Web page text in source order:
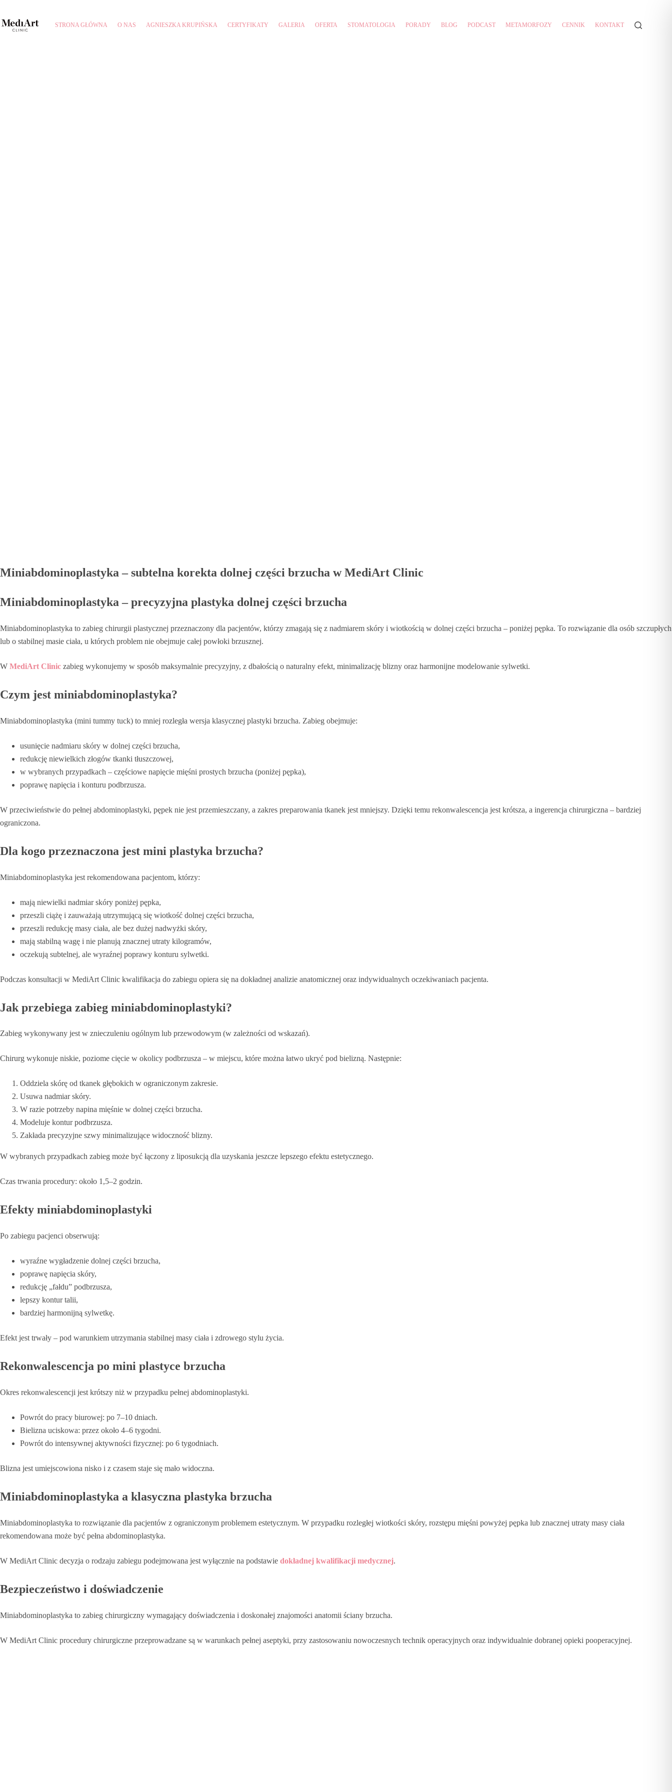
STRONA GŁÓWNA O NAS AGNIESZKA KRUPIŃSKA CERTYFIKATY GALERIA OFERTA STOMATOLOGIA PORADY BLOG PODCAST METAMORFOZY CENNIK KONTAKT
Miniabdominoplastyka – subtelna korekta dolnej części brzucha w MediArt Clinic
Miniabdominoplastyka – precyzyjna plastyka dolnej części brzucha
Miniabdominoplastyka to zabieg chirurgii plastycznej przeznaczony dla pacjentów, którzy zmagają się z nadmiarem skóry i wiotkością w dolnej części brzucha – poniżej pępka. To rozwiązanie dla osób szczupłych
lub o stabilnej masie ciała, u których problem nie obejmuje całej powłoki brzusznej.
W MediArt Clinic zabieg wykonujemy w sposób maksymalnie precyzyjny, z dbałością o naturalny efekt, minimalizację blizny oraz harmonijne modelowanie sylwetki.
Czym jest miniabdominoplastyka?
Miniabdominoplastyka (mini tummy tuck) to mniej rozległa wersja klasycznej plastyki brzucha. Zabieg obejmuje:
usunięcie nadmiaru skóry w dolnej części brzucha,
redukcję niewielkich złogów tkanki tłuszczowej,
w wybranych przypadkach – częściowe napięcie mięśni prostych brzucha (poniżej pępka),
poprawę napięcia i konturu podbrzusza.
W przeciwieństwie do pełnej abdominoplastyki, pępek nie jest przemieszczany, a zakres preparowania tkanek jest mniejszy. Dzięki temu rekonwalescencja jest krótsza, a ingerencja chirurgiczna – bardziej
ograniczona.
Dla kogo przeznaczona jest mini plastyka brzucha?
Miniabdominoplastyka jest rekomendowana pacjentom, którzy:
mają niewielki nadmiar skóry poniżej pępka,
przeszli ciążę i zauważają utrzymującą się wiotkość dolnej części brzucha,
przeszli redukcję masy ciała, ale bez dużej nadwyżki skóry,
mają stabilną wagę i nie planują znacznej utraty kilogramów,
oczekują subtelnej, ale wyraźnej poprawy konturu sylwetki.
Podczas konsultacji w MediArt Clinic kwalifikacja do zabiegu opiera się na dokładnej analizie anatomicznej oraz indywidualnych oczekiwaniach pacjenta.
Jak przebiega zabieg miniabdominoplastyki?
Zabieg wykonywany jest w znieczuleniu ogólnym lub przewodowym (w zależności od wskazań).
Chirurg wykonuje niskie, poziome cięcie w okolicy podbrzusza – w miejscu, które można łatwo ukryć pod bielizną. Następnie:
Oddziela skórę od tkanek głębokich w ograniczonym zakresie.
Usuwa nadmiar skóry.
W razie potrzeby napina mięśnie w dolnej części brzucha.
Modeluje kontur podbrzusza.
Zakłada precyzyjne szwy minimalizujące widoczność blizny.
W wybranych przypadkach zabieg może być łączony z liposukcją dla uzyskania jeszcze lepszego efektu estetycznego.
Czas trwania procedury: około 1,5–2 godzin.
Efekty miniabdominoplastyki
Po zabiegu pacjenci obserwują:
wyraźne wygładzenie dolnej części brzucha,
poprawę napięcia skóry,
redukcję „fałdu” podbrzusza,
lepszy kontur talii,
bardziej harmonijną sylwetkę.
Efekt jest trwały – pod warunkiem utrzymania stabilnej masy ciała i zdrowego stylu życia.
Rekonwalescencja po mini plastyce brzucha
Okres rekonwalescencji jest krótszy niż w przypadku pełnej abdominoplastyki.
Powrót do pracy biurowej: po 7–10 dniach.
Bielizna uciskowa: przez około 4–6 tygodni.
Powrót do intensywnej aktywności fizycznej: po 6 tygodniach.
Blizna jest umiejscowiona nisko i z czasem staje się mało widoczna.
Miniabdominoplastyka a klasyczna plastyka brzucha
Miniabdominoplastyka to rozwiązanie dla pacjentów z ograniczonym problemem estetycznym. W przypadku rozległej wiotkości skóry, rozstępu mięśni powyżej pępka lub znacznej utraty masy ciała
rekomendowana może być pełna abdominoplastyka.
W MediArt Clinic decyzja o rodzaju zabiegu podejmowana jest wyłącznie na podstawie dokładnej kwalifikacji medycznej.
Bezpieczeństwo i doświadczenie
Miniabdominoplastyka to zabieg chirurgiczny wymagający doświadczenia i doskonałej znajomości anatomii ściany brzucha.
W MediArt Clinic procedury chirurgiczne przeprowadzane są w warunkach pełnej aseptyki, przy zastosowaniu nowoczesnych technik operacyjnych oraz indywidualnie dobranej opieki pooperacyjnej.